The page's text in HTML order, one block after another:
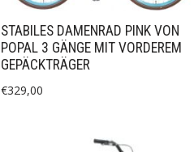
STABILES DAMENRAD PINK VON
POPAL 3 GÄNGE MIT VORDEREM
GEPÄCKTRÄGER
€329,00